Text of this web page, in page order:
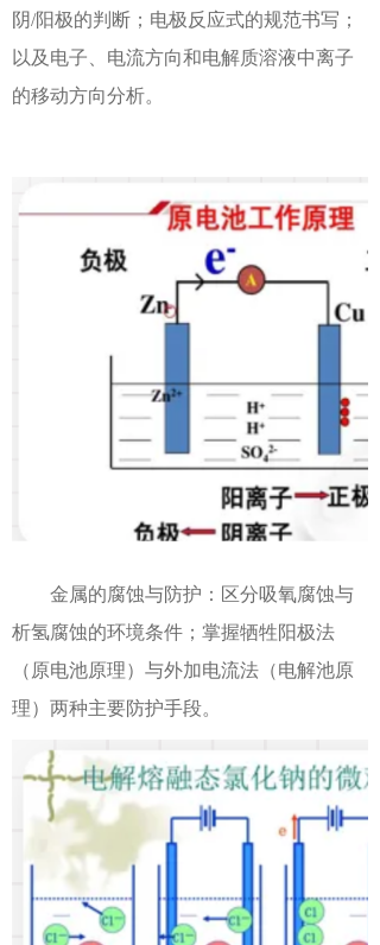
阴/阳极的判断；电极反应式的规范书写；
以及电子、电流方向和电解质溶液中离子
的移动方向分析。
金属的腐蚀与防护：区分吸氧腐蚀与
析氢腐蚀的环境条件；掌握牺牲阳极法
（原电池原理）与外加电流法（电解池原
理）两种主要防护手段。